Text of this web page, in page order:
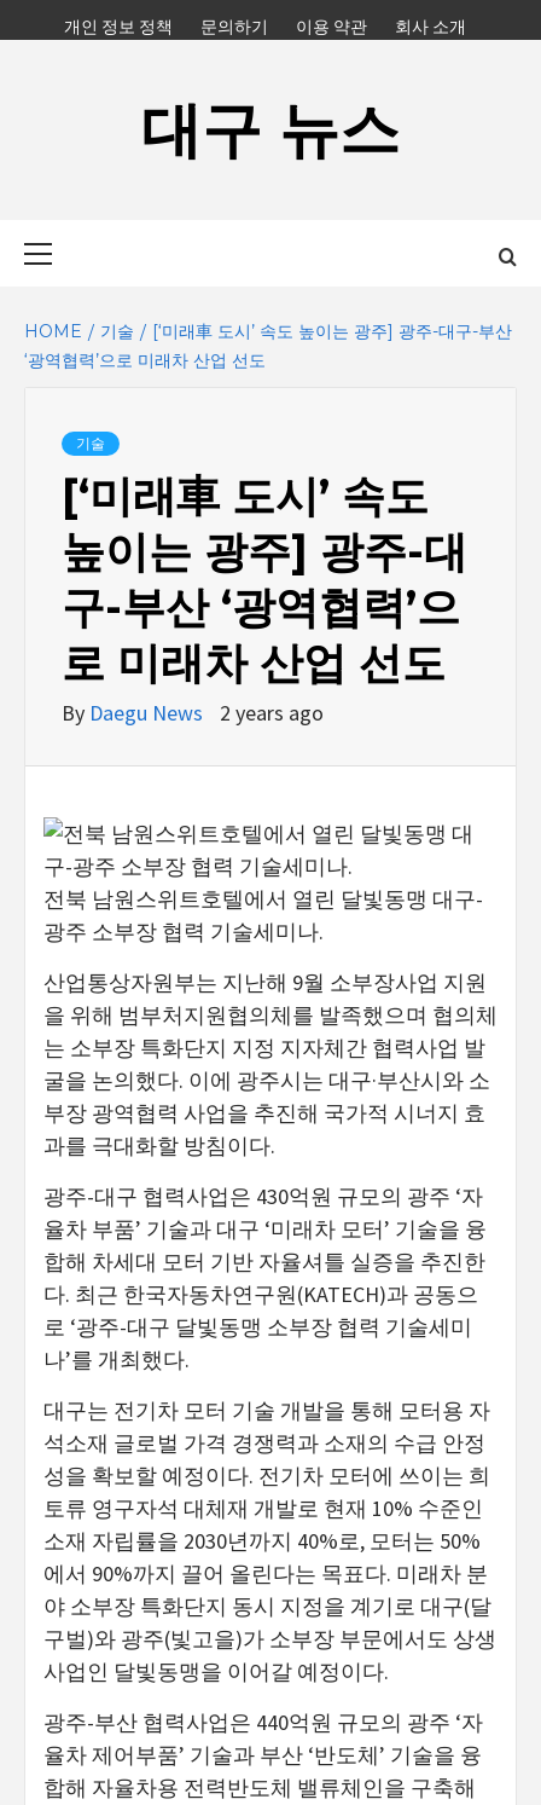
to
개인 정보 정책 문의하기 이용 약관 회사 소개
대구 뉴스
HOME 기술
[‘미래車 도시’ 속도 높이는 광주] 광주-대구-부산
‘광역협력’으로 미래차 산업 선도
기술
[‘미래車 도시’ 속도
높이는 광주] 광주-대
구-부산 ‘광역협력’으
로 미래차 산업 선도
By Daegu News 2 years ago
전북 남원스위트호텔에서 열린 달빛동맹 대구-
광주 소부장 협력 기술세미나.
산업통상자원부는 지난해 9월 소부장사업 지원
을 위해 범부처지원협의체를 발족했으며 협의체
는 소부장 특화단지 지정 지자체간 협력사업 발
굴을 논의했다. 이에 광주시는 대구·부산시와 소
부장 광역협력 사업을 추진해 국가적 시너지 효
과를 극대화할 방침이다.
광주-대구 협력사업은 430억원 규모의 광주 ‘자
율차 부품’ 기술과 대구 ‘미래차 모터’ 기술을 융
합해 차세대 모터 기반 자율셔틀 실증을 추진한
다. 최근 한국자동차연구원(KATECH)과 공동으
로 ‘광주-대구 달빛동맹 소부장 협력 기술세미
나’를 개최했다.
대구는 전기차 모터 기술 개발을 통해 모터용 자
석소재 글로벌 가격 경쟁력과 소재의 수급 안정
성을 확보할 예정이다. 전기차 모터에 쓰이는 희
토류 영구자석 대체재 개발로 현재 10% 수준인
소재 자립률을 2030년까지 40%로, 모터는 50%
에서 90%까지 끌어 올린다는 목표다. 미래차 분
야 소부장 특화단지 동시 지정을 계기로 대구(달
구벌)와 광주(빛고을)가 소부장 부문에서도 상생
사업인 달빛동맹을 이어갈 예정이다.
광주-부산 협력사업은 440억원 규모의 광주 ‘자
율차 제어부품’ 기술과 부산 ‘반도체’ 기술을 융
합해 자율차용 전력반도체 밸류체인을 구축해